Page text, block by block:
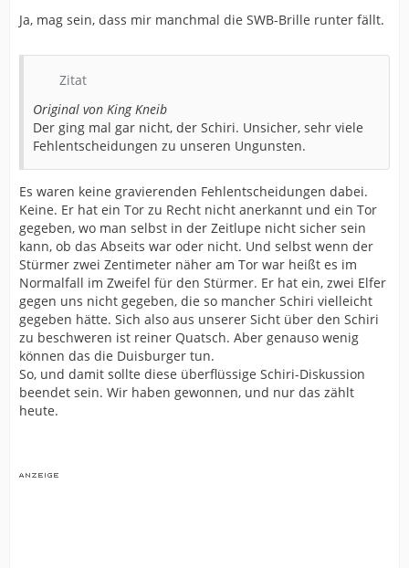
Ja, mag sein, dass mir manchmal die SWB-Brille runter fällt.
Zitat
Original von King Kneib
Der ging mal gar nicht, der Schiri. Unsicher, sehr viele
Fehlentscheidungen zu unseren Ungunsten.
Es waren keine gravierenden Fehlentscheidungen dabei.
Keine. Er hat ein Tor zu Recht nicht anerkannt und ein Tor
gegeben, wo man selbst in der Zeitlupe nicht sicher sein
kann, ob das Abseits war oder nicht. Und selbst wenn der
Stürmer zwei Zentimeter näher am Tor war heißt es im
Normalfall im Zweifel für den Stürmer. Er hat ein, zwei Elfer
gegen uns nicht gegeben, die so mancher Schiri vielleicht
gegeben hätte. Sich also aus unserer Sicht über den Schiri
zu beschweren ist reiner Quatsch. Aber genauso wenig
können das die Duisburger tun.
So, und damit sollte diese überflüssige Schiri-Diskussion
beendet sein. Wir haben gewonnen, und nur das zählt
heute.